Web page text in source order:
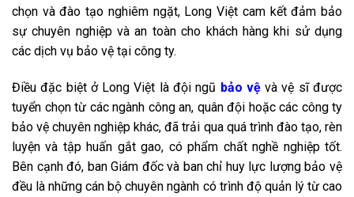
chọn và đào tạo nghiêm ngặt, Long Việt cam kết đảm bảo
sự chuyên nghiệp và an toàn cho khách hàng khi sử dụng
các dịch vụ bảo vệ tại công ty.
Điều đặc biệt ở Long Việt là đội ngũ bảo vệvà vệ sĩ được
tuyển chọn từ các ngành công an, quân đội hoặc các công ty
bảo vệ chuyên nghiệp khác, đã trải qua quá trình đào tạo, rèn
luyện và tập huấn gắt gao, có phẩm chất nghề nghiệp tốt.
Bên cạnh đó, ban Giám đốc và ban chỉ huy lực lượng bảo vệ
đều là những cán bộ chuyên ngành có trình độ quản lý từ cao